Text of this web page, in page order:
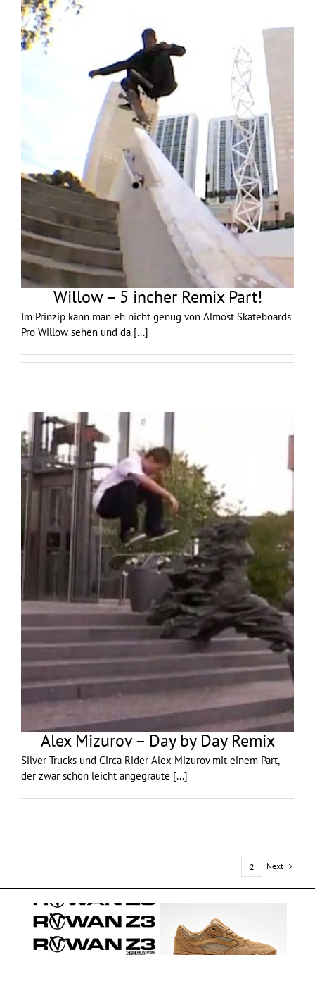
Willow – 5 incher Remix Part!
Im Prinzip kann man eh nicht genug von Almost Skateboards
Pro Willow sehen und da [...]
Alex Mizurov – Day by Day Remix
Silver Trucks und Circa Rider Alex Mizurov mit einem Part,
der zwar schon leicht angegraute [...]
2 Next